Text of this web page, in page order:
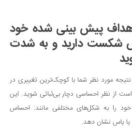
اهداف پیش بینی شده خود
شکست دارید و به شدت
نتیجه مورد نظر شما با کوچک‌ترین تغییری در
از نظر احساسی دچار بی‌ثباتی شوید. این
را به شکل‌های مختلفی مانند: احساس
یا یاس نشان دهد.